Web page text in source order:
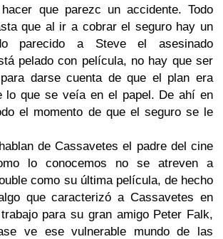
que parezc un accidente. Todo
que al ir a cobrar el seguro hay un
parecido a Steve el asesinado
pelado con película, no hay que ser
darse cuenta de que el plan era
lo que se veía en el papel. De ahí en
el momento de que el seguro se le
de Cassavetes el padre del cine
lo conocemos no se atreven a
como su última película, de hecho
que caracterizó a Cassavetes en
para su gran amigo Peter Falk,
ve ese vulnerable mundo de las